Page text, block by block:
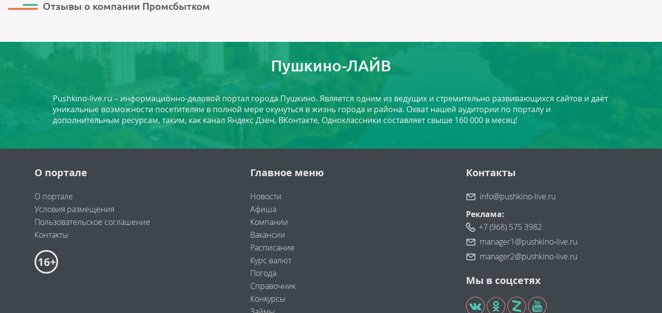
Отзывы о компании Промсбытком
Пушкино-ЛАЙВ
Pushkino-live.ru – информационно-деловой портал города Пушкино. Является одним из ведущих и стремительно развивающихся сайтов и даёт
уникальные возможности посетителям в полной мере окунуться в жизнь города и района. Охват нашей аудитории по порталу и
дополнительным ресурсам, таким, как канал Яндекс Дзен, ВКонтакте, Одноклассники составляет свыше 160 000 в месяц!
О портале
О портале
Условия размещения
Пользовательское соглашение
Контакты
Главное меню
Новости
Афиша
Компании
Вакансии
Расписание
Курс валют
Погода
Справочник
Конкурсы
Контакты
info@pushkino-live.ru
Реклама:
+7 (968) 575 3982
manager1@pushkino-live.ru
manager2@pushkino-live.ru
Мы в соцсетях